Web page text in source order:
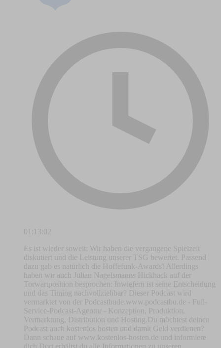
01:13:02
Es ist wieder soweit: Wir haben die vergangene Spielzeit
diskutiert und die Leistung unserer TSG bewertet. Passend
dazu gab es natürlich die Hoffefunk-Awards! Allerdings
haben wir auch Julian Nagelsmanns Hickhack auf der
Torwartposition besprochen: Inwiefern ist seine Entscheidung
und das Timing nachvollziehbar? Dieser Podcast wird
vermarktet von der Podcastbude.www.podcastbu.de - Full-
Service-Podcast-Agentur - Konzeption, Produktion,
Vermarktung, Distribution und Hosting.Du möchtest deinen
Podcast auch kostenlos hosten und damit Geld verdienen?
Dann schaue auf www.kostenlos-hosten.de und informiere